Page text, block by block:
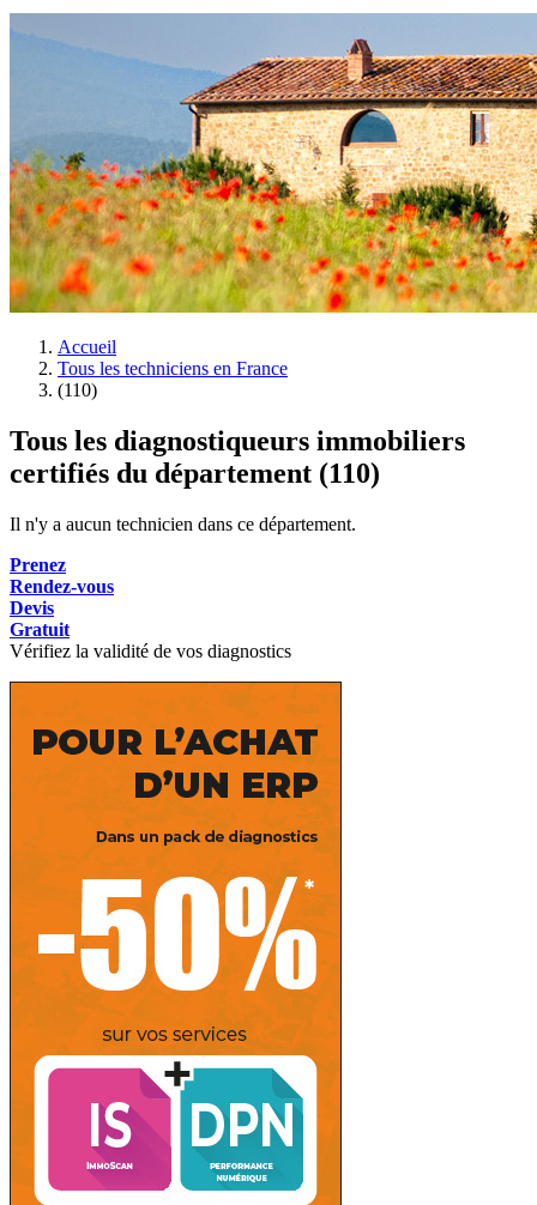
Accueil
Tous les techniciens en France
(110)
Tous les diagnostiqueurs immobiliers
certifiés du département (110)
Il n'y a aucun technicien dans ce département.
Prenez
Rendez-vous
Devis
Gratuit
Vérifiez la validité de vos diagnostics